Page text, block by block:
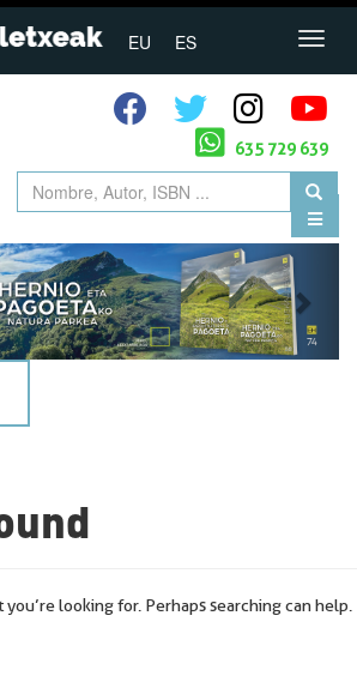
EU ES
635 729 639
looking for. Perhaps searching can help.